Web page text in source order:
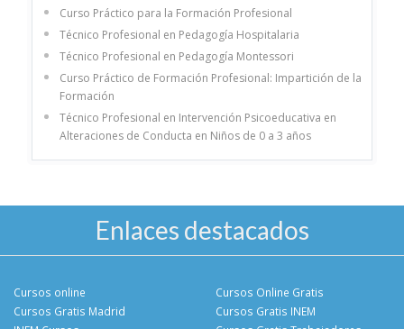
Curso Práctico para la Formación Profesional
Técnico Profesional en Pedagogía Hospitalaria
Técnico Profesional en Pedagogía Montessori
Curso Práctico de Formación Profesional: Impartición de la
Formación
Técnico Profesional en Intervención Psicoeducativa en
Alteraciones de Conducta en Niños de 0 a 3 años
Enlaces destacados
Cursos online
Cursos Gratis Madrid
Cursos Online Gratis
Cursos Gratis INEM